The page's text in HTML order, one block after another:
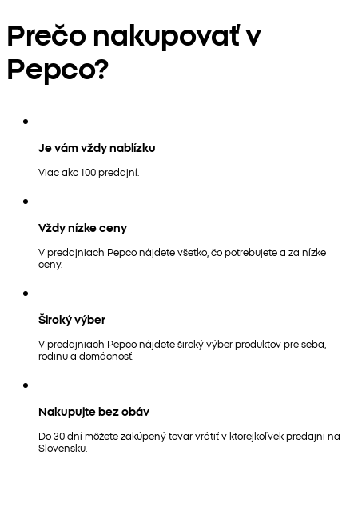
Prečo nakupovať v
Pepco?
Je vám vždy nablízku
Viac ako 100 predajní.
Vždy nízke ceny
V predajniach Pepco nájdete všetko, čo potrebujete a za nízke
ceny.
Široký výber
V predajniach Pepco nájdete široký výber produktov pre seba,
rodinu a domácnosť.
Nakupujte bez obáv
Do 30 dní môžete zakúpený tovar vrátiť v ktorejkoľvek predajni na
Slovensku.